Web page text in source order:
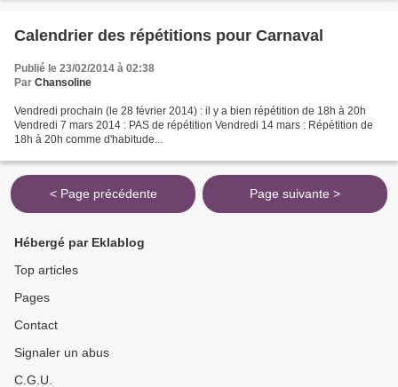
Calendrier des répétitions pour Carnaval
Publié le 23/02/2014 à 02:38
Par Chansoline
Vendredi prochain (le 28 février 2014) : il y a bien répétition de 18h à 20h
Vendredi 7 mars 2014 : PAS de répétition Vendredi 14 mars : Répétition de
18h à 20h comme d'habitude...
< Page précédente Page suivante >
Hébergé par Eklablog
Top articles
Pages
Contact
Signaler un abus
C.G.U.